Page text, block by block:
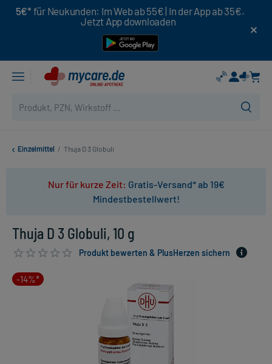
5€* für Neukunden: Im Web ab 55€ | In der App ab 35€.
Jetzt App downloaden
Einzelmittel / Thuja D 3 Globuli
Nur für kurze Zeit: Gratis-Versand* ab 19€
Mindestbestellwert!
Thuja D 3 Globuli, 10 g
Produkt bewerten & PlusHerzen sichern
-14%*